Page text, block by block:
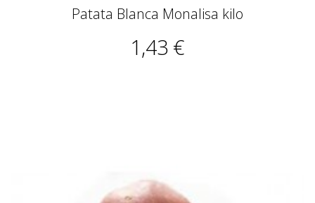
Patata Blanca Monalisa kilo
1,43 €